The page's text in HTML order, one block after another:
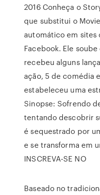
2016 Conheça o
que substitui o
automático em sites
Facebook. Ele
recebeu alguns
ação, 5 de comédia
estabeleceu uma
Sinopse: Sofrendo
tentando descobrir
é sequestrado por
e se transforma em
INSCREVA-SE NO
Baseado no